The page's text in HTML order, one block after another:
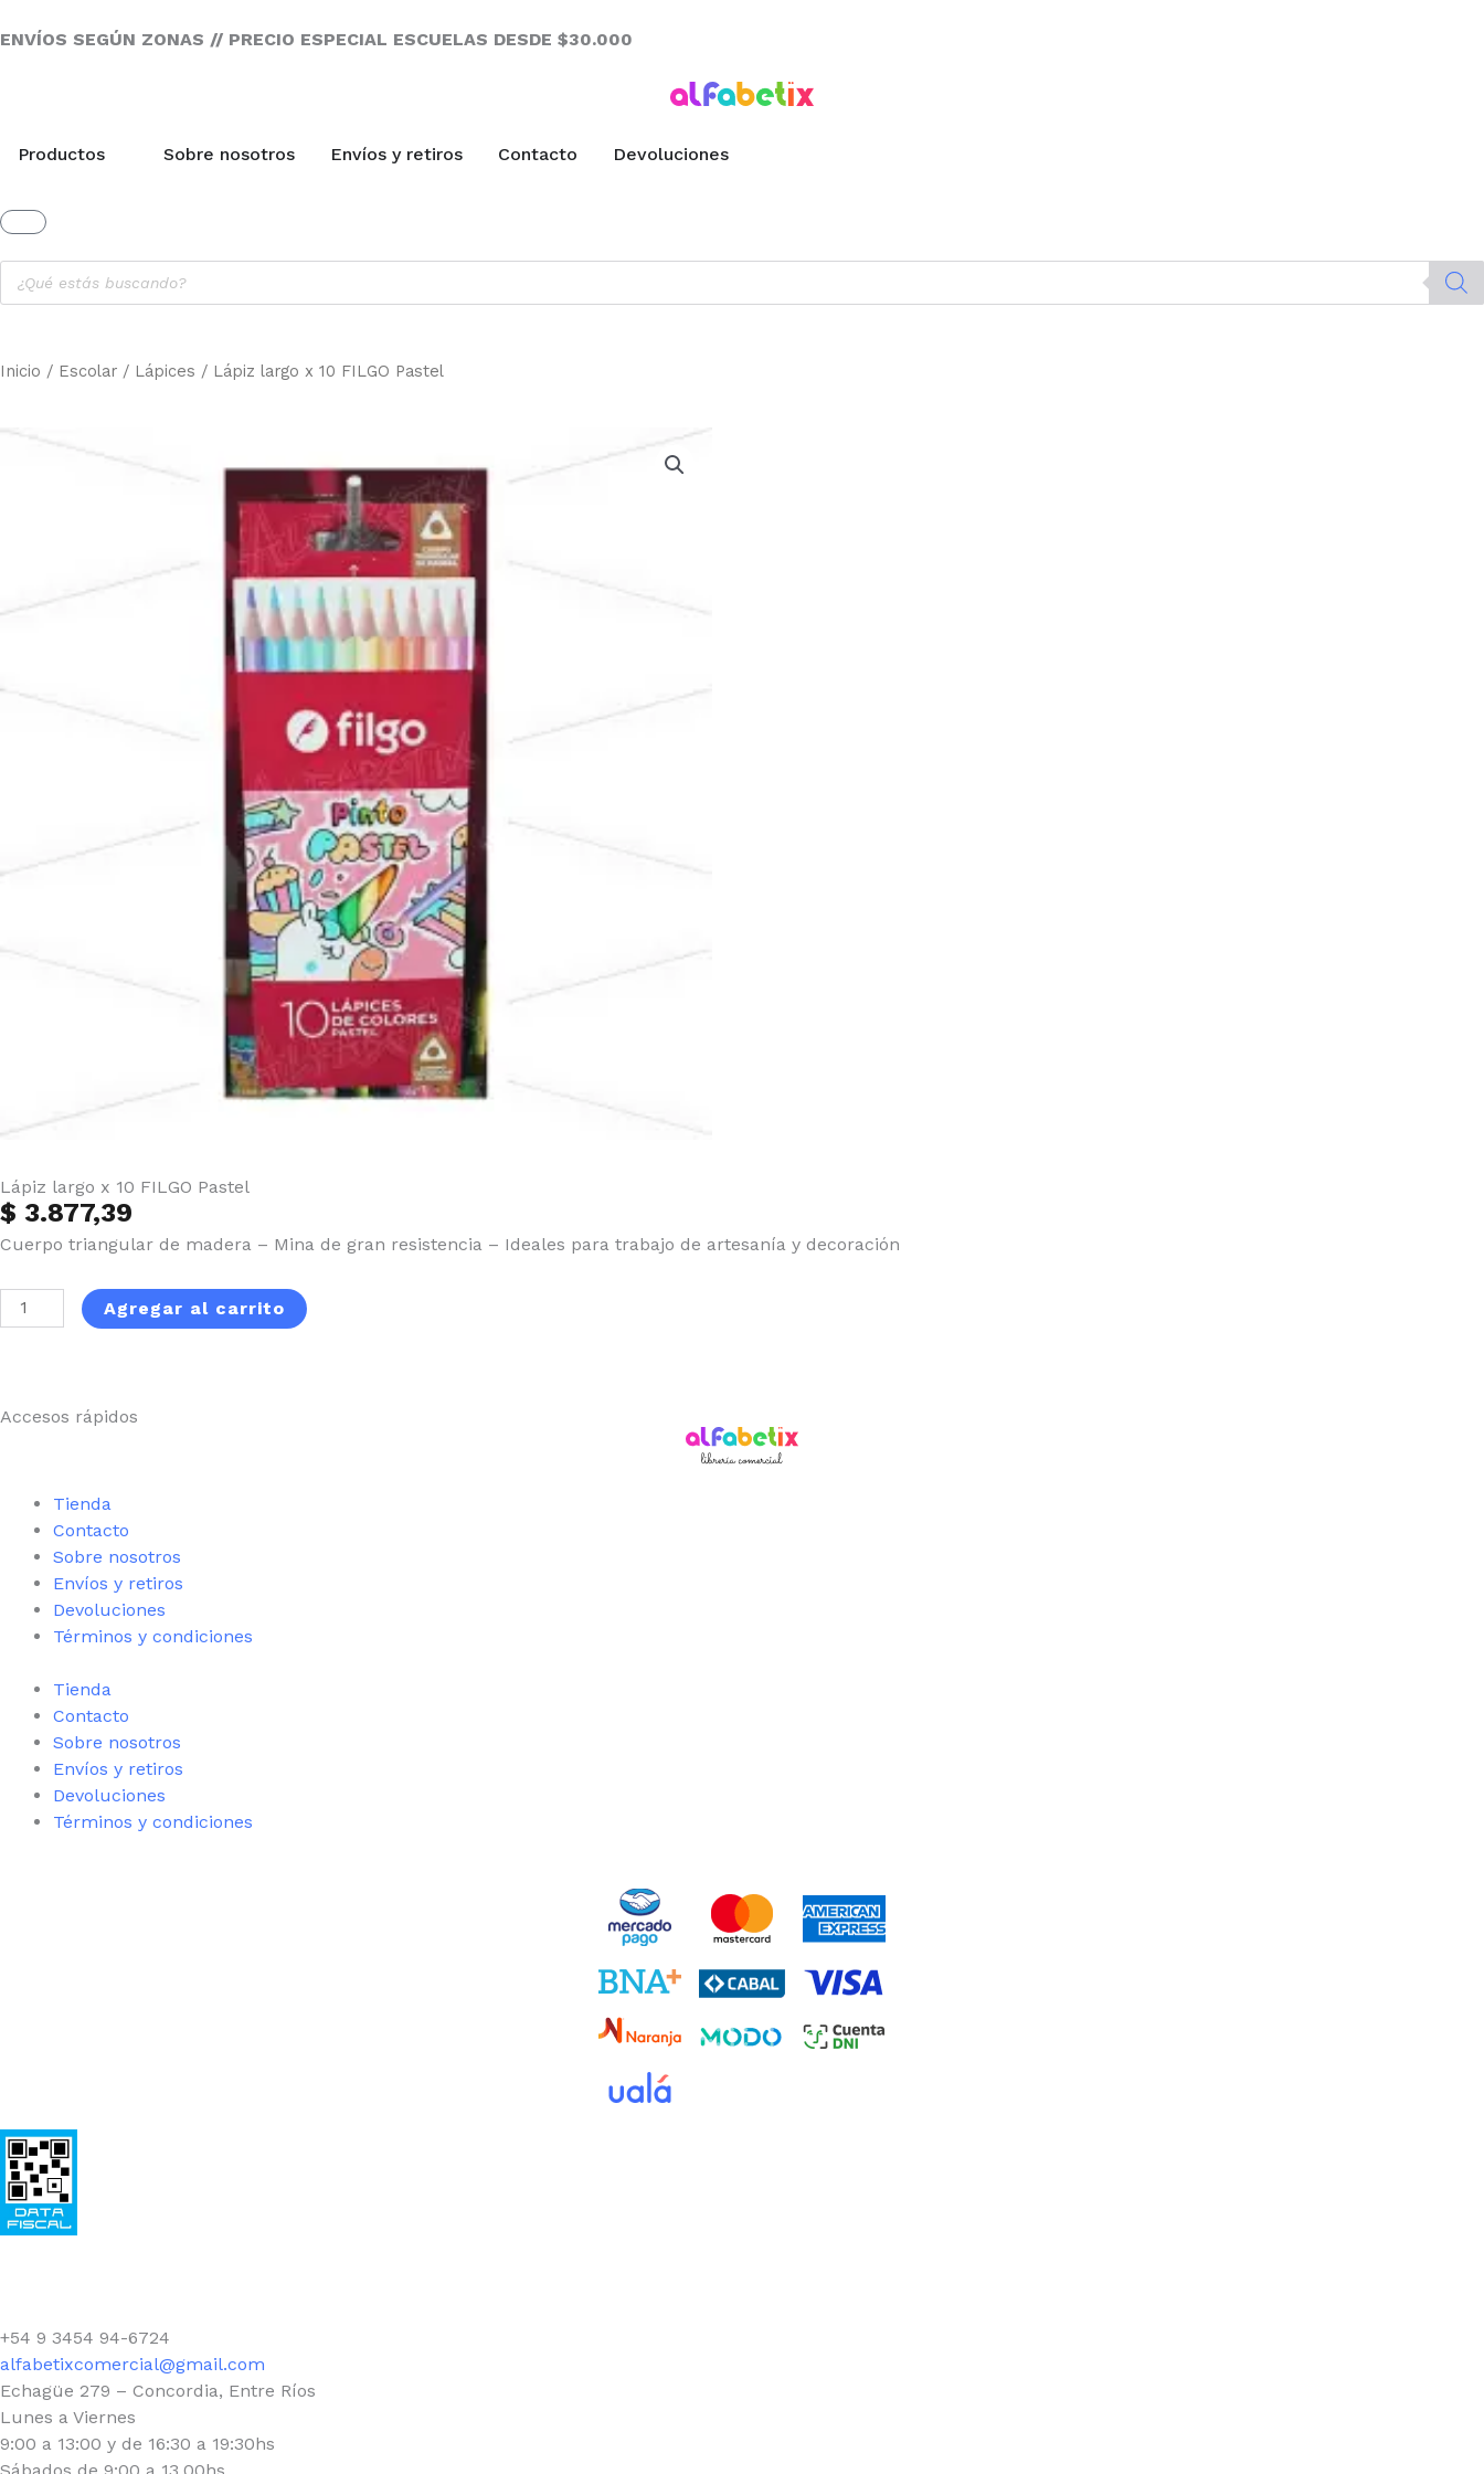
al
ENVÍOS SEGÚN ZONAS // PRECIO ESPECIAL ESCUELAS DESDE $30.000
Productos Open Productos
Sobre nosotros Envíos y retiros Contacto Devoluciones
Cart
Products
search
Inicio / Escolar / Lápices / Lápiz largo x 10 FILGO Pastel
Lápiz largo x 10 FILGO Pastel
$ 3.877,39
Cuerpo triangular de madera – Mina de gran resistencia – Ideales para trabajo de artesanía y decoración
Lápiz
largo
Agregar al carrito
Accesos rápidos
Tienda
Contacto
Sobre nosotros
Envíos y retiros
Devoluciones
Términos y condiciones
Tienda
Contacto
Sobre nosotros
Envíos y retiros
Devoluciones
Términos y condiciones
+54 9 3454 94-6724
alfabetixcomercial@gmail.com
Echagüe 279 – Concordia, Entre Ríos
Lunes a Viernes
9:00 a 13:00 y de 16:30 a 19:30hs